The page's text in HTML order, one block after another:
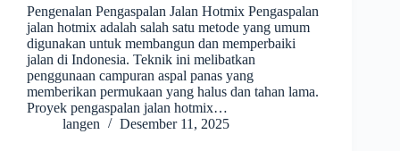
Pengenalan Pengaspalan Jalan Hotmix Pengaspalan
jalan hotmix adalah salah satu metode yang umum
digunakan untuk membangun dan memperbaiki
jalan di Indonesia. Teknik ini melibatkan
penggunaan campuran aspal panas yang
memberikan permukaan yang halus dan tahan lama.
Proyek pengaspalan jalan hotmix…
langen
Desember 11, 2025